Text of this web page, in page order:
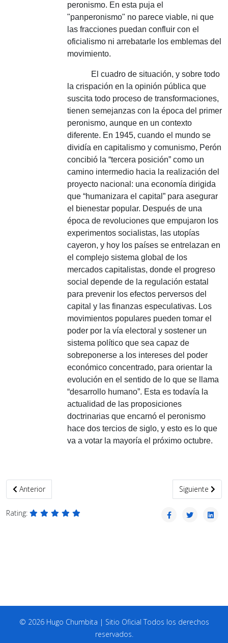
peronismo. En esta puja el
"panperonismo" no parece viable, ni que
las fracciones puedan confluir con el
oficialismo ni arrebatarle los emblemas del
movimiento.
El cuadro de situación, y sobre todo
la crispación en la opinión pública que
suscita todo proceso de transformaciones,
tienen semejanzas con la época del primer
peronismo, aunque en un contexto
diferente. En 1945, cuando el mundo se
dividía en capitalismo y comunismo, Perón
concibió la “tercera posición” como un
camino intermedio hacia la realización del
proyecto nacional: una economía dirigida
que “humanizara el capital” para asegurar
el bienestar popular. Después de una
época de revoluciones que empujaron los
experimentos socialistas, las utopías
cayeron, y hoy los países se entrelazan en
el complejo sistema global de los
mercados capitalistas, donde el progreso
social depende de la regulación estatal
para prevenir los efectos perversos del
capital y las finanzas especulativas. Los
movimientos populares pueden tomar el
poder por la vía electoral y sostener un
sistema político que sea capaz de
sobreponerse a los intereses del poder
económico concentrado, para orientar la
evolución en el sentido de lo que se llama
“desarrollo humano”. Esta es todavía la
actualidad de las proposiciones
doctrinarias que encarnó el peronismo
hace dos tercios de siglo, y esto es lo que
va a votar la mayoría el próximo octubre.
Artículo anterior: La utopía latinoamericana
Anterior Artículo
Siguiente
Rating:
© 2026 Hugo Chumbita | Sitio Oficial Todos los derechos
reservados.